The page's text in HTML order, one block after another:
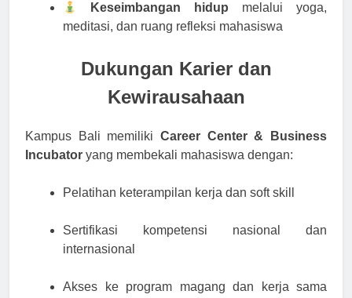
Keseimbangan hidup melalui yoga,
meditasi, dan ruang refleksi mahasiswa
Dukungan Karier dan
Kewirausahaan
Kampus Bali memiliki Career Center & Business
Incubator yang membekali mahasiswa dengan:
Pelatihan keterampilan kerja dan soft skill
Sertifikasi kompetensi nasional dan
internasional
Akses ke program magang dan kerja sama